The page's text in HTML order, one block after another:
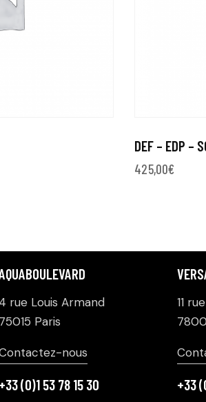
DEF – EDP –
425,00€
4 rue Louis Armand
75015 Paris
nous
+33 (0)1 53 78 15 30
11
+33